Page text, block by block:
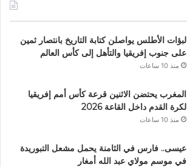
لبؤات الأطلس يواصلن كتابة التاريخ بانتصار ثمين
على جنوب إفريقيا والتأهل إلى كأس العالم
منذ 10 ساعات
المغرب يحتضن الاثنين قرعة كأس أمم إفريقيا
لكرة القدم داخل القاعة 2026
منذ 10 ساعات
عيسى.. فارس في الثامنة يحمل مشعل التبوريدة
في موسم مولاي عبد الله أمغار